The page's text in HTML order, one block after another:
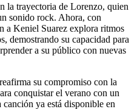
la trayectoria de Lorenzo, quien
sonido rock. Ahora, con
a Keniel Suarez explora ritmos
demostrando su capacidad para
a su público con nuevas
su compromiso con la
conquistar el verano con un
ya está disponible en